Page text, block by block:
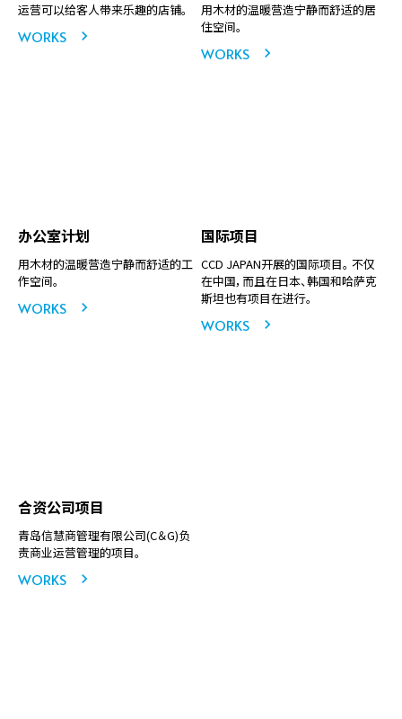
运营可以给客人带来乐趣的店铺。
WORKS
用木材的温暖营造宁静而舒适的居
住空间。
WORKS
办公室计划
用木材的温暖营造宁静而舒适的工
作空间。
WORKS
国际项目
CCD JAPAN开展的国际项目。 不仅
在中国，而且在日本、韩国和哈萨克
斯坦也有项目在进行。
WORKS
合资公司项目
青岛信慧商管理有限公司(C＆G)负
责商业运营管理的项目。
WORKS